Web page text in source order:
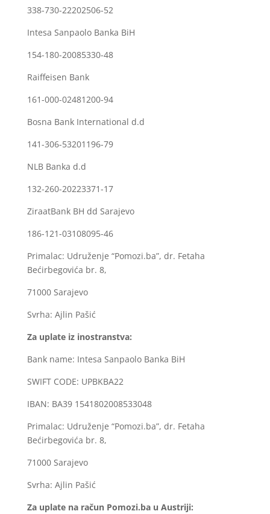
338-730-22202506-52
Intesa Sanpaolo Banka BiH
154-180-20085330-48
Raiffeisen Bank
161-000-02481200-94
Bosna Bank International d.d
141-306-53201196-79
NLB Banka d.d
132-260-20223371-17
ZiraatBank BH dd Sarajevo
186-121-03108095-46
Primalac: Udruženje “Pomozi.ba”, dr. Fetaha
Bećirbegovića br. 8,
71000 Sarajevo
Svrha: Ajlin Pašić
Za uplate iz inostranstva:
Bank name: Intesa Sanpaolo Banka BiH
SWIFT CODE: UPBKBA22
IBAN: BA39 1541802008533048
Primalac: Udruženje “Pomozi.ba”, dr. Fetaha
Bećirbegovića br. 8,
71000 Sarajevo
Svrha: Ajlin Pašić
Za uplate na račun Pomozi.ba u Austriji: